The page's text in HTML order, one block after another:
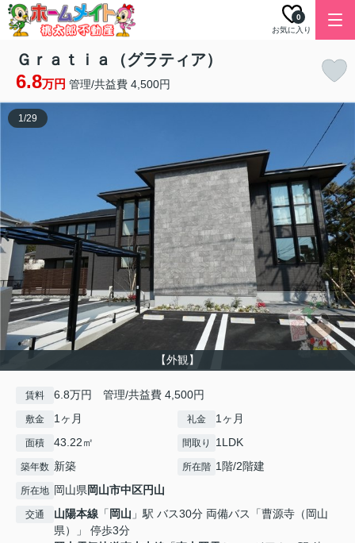
お気に入り
0
Ｇｒａｔｉａ（グラティア）
6.8万円 管理/共益費 4,500円
【外観】
1/29
賃料 6.8万円 管理/共益費 4,500円
敷金 1ヶ月 礼金 1ヶ月
面積 43.22㎡ 間取り 1LDK
築年数 新築 所在階 1階/2階建
所在地 岡山県岡山市中区円山
交通 山陽本線 「 岡山 」駅 バス30分 両備バス「曹源寺（岡山
県）」 停歩3分